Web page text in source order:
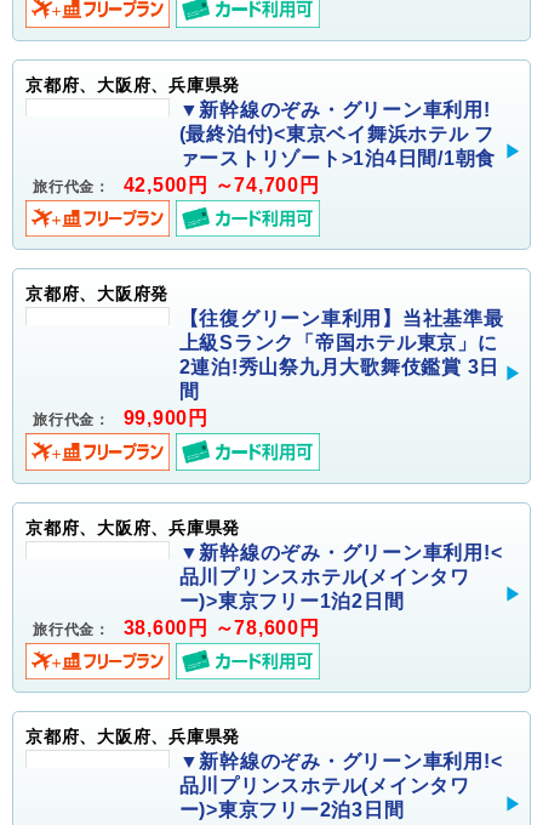
京都府、大阪府、兵庫県発
▼新幹線のぞみ・グリーン車利用!
(最終泊付)<東京ベイ舞浜ホテル フ
ァーストリゾート>1泊4日間/1朝食
旅行代金： 42,500円 ～74,700円
京都府、大阪府発
【往復グリーン車利用】当社基準最
上級Sランク「帝国ホテル東京」に
2連泊!秀山祭九月大歌舞伎鑑賞 3日
間
旅行代金： 99,900円
京都府、大阪府、兵庫県発
▼新幹線のぞみ・グリーン車利用!<
品川プリンスホテル(メインタワ
ー)>東京フリー1泊2日間
旅行代金： 38,600円 ～78,600円
京都府、大阪府、兵庫県発
▼新幹線のぞみ・グリーン車利用!<
品川プリンスホテル(メインタワ
ー)>東京フリー2泊3日間